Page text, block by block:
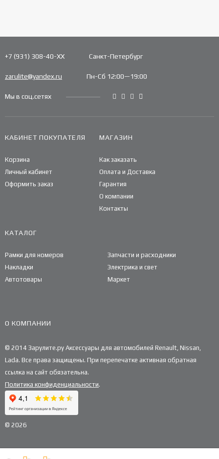
+7 (931) 308-40-ХХ Санкт-Петербург
zarulite@yandex.ru Пн-Сб 12:00—19:00
Мы в соц.сетях
КАБИНЕТ ПОКУПАТЕЛЯ
Корзина
Личный кабинет
Оформить заказ
МАГАЗИН
Как заказать
Оплата и Доставка
Гарантия
О компании
Контакты
КАТАЛОГ
Рамки для номеров
Накладки
Автотовары
Запчасти и расходники
Электрика и свет
Маркет
О КОМПАНИИ
© 2014 Зарулите.ру Аксессуары для автомобилей Renault, Nissan,
Lada. Все права защищены. При перепечатке активная обратная
ссылка на сайт обязательна.
Политика конфиденциальности.
© 2026